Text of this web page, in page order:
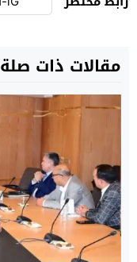
مقالات ذات صلة